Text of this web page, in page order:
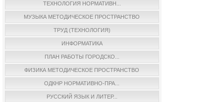
ТЕХНОЛОГИЯ НОРМАТИВН...
МУЗЫКА МЕТОДИЧЕСКОЕ ПРОСТРАНСТВО
ТРУД (ТЕХНОЛОГИЯ)
ИНФОРМАТИКА
ПЛАН РАБОТЫ ГОРОДСКО...
ФИЗИКА МЕТОДИЧЕСКОЕ ПРОСТРАНСТВО
ОДКНР НОРМАТИВНО-ПРА...
РУССКИЙ ЯЗЫК И ЛИТЕР...